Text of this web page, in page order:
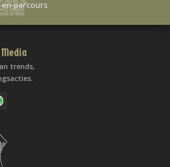
parcours
trends,